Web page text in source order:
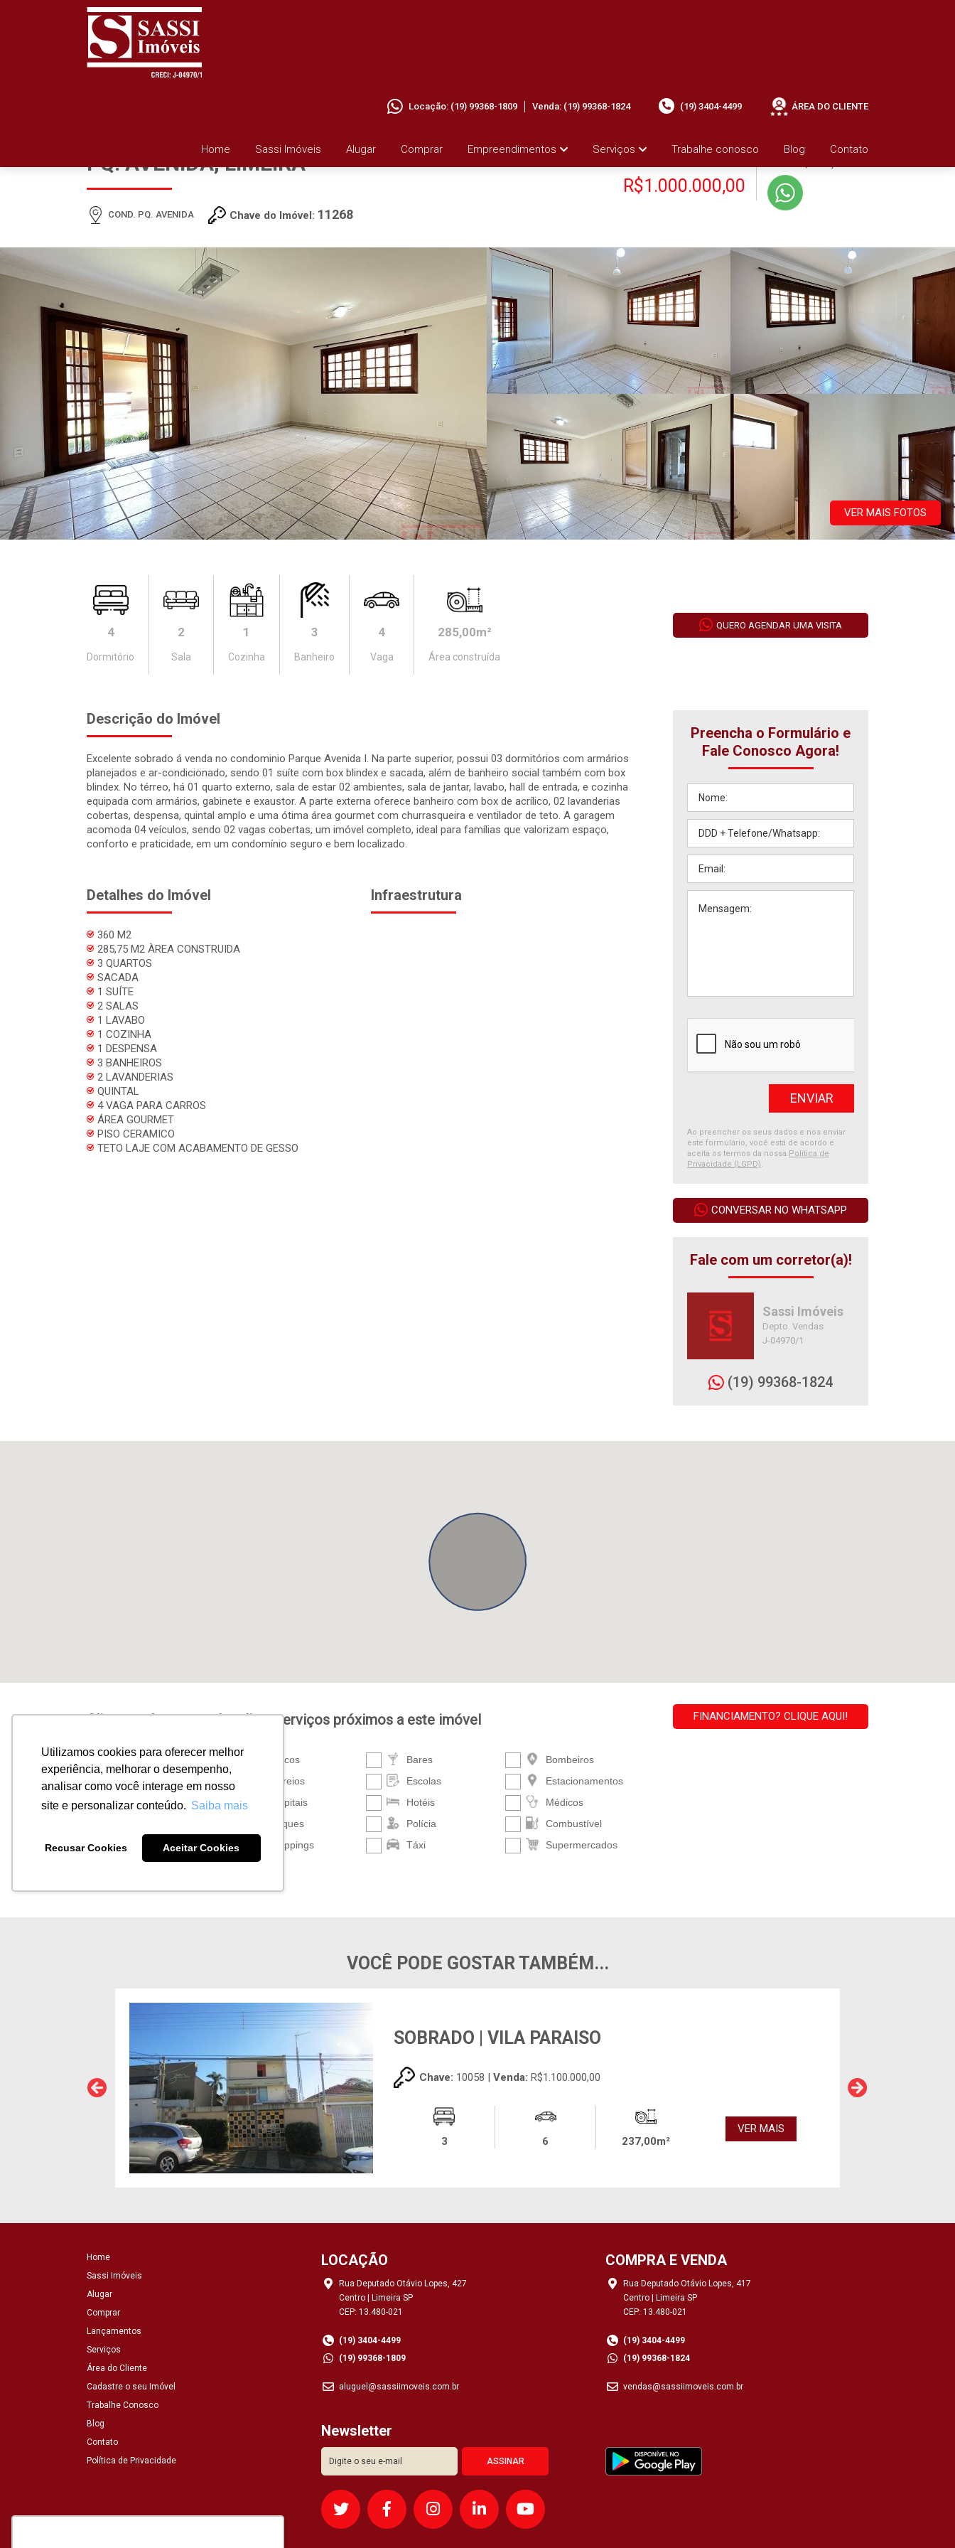
Home Sassi Imóveis Alugar Comprar Empreendimentos Serviços Trabalhe conosco Blog Contato
Locação: (19) 99368-1809 Venda: (19) 99368-1824 (19) 3404-4499 ÁREA DO CLIENTE
PQ. AVENIDA, LIMEIRA
COND. PQ. AVENIDA Chave do Imóvel: 11268
R$1.000.000,00
+ Condomínio R$0,00
VER MAIS FOTOS
4
Dormitório
2
Sala
1
Cozinha
3
Banheiro
4
Vaga
285,00m²
Área construída
QUERO AGENDAR UMA VISITA
Descrição do Imóvel
Excelente sobrado á venda no condominio Parque Avenida I. Na parte superior, possui 03 dormitórios com armários
planejados e ar-condicionado, sendo 01 suíte com box blindex e sacada, além de banheiro social também com box
blindex. No térreo, há 01 quarto externo, sala de estar 02 ambientes, sala de jantar, lavabo, hall de entrada, e cozinha
equipada com armários, gabinete e exaustor. A parte externa oferece banheiro com box de acrílico, 02 lavanderias
cobertas, despensa, quintal amplo e uma ótima área gourmet com churrasqueira e ventilador de teto. A garagem
acomoda 04 veículos, sendo 02 vagas cobertas, um imóvel completo, ideal para famílias que valorizam espaço,
conforto e praticidade, em um condomínio seguro e bem localizado.
Detalhes do Imóvel
360 M2
285,75 M2 ÀREA CONSTRUIDA
3 QUARTOS
SACADA
1 SUÍTE
2 SALAS
1 LAVABO
1 COZINHA
1 DESPENSA
3 BANHEIROS
2 LAVANDERIAS
QUINTAL
4 VAGA PARA CARROS
ÁREA GOURMET
PISO CERAMICO
TETO LAJE COM ACABAMENTO DE GESSO
Infraestrutura
Preencha o Formulário e
Fale Conosco Agora!
Ao preencher os seus dados e nos enviar
este formulário, você está de acordo e
aceita os termos da nossa Política de
Privacidade (LGPD).
CONVERSAR NO WHATSAPP
Fale com um corretor(a)!
Sassi Imóveis
Depto. Vendas
J-04970/1
(19) 99368-1824
VOCÊ PODE GOSTAR TAMBÉM...
SOBRADO | VILA PARAISO
Chave: 10058 |Venda: R$1.100.000,00
3 6 237,00m²
VER MAIS
Home
Sassi Imóveis
Alugar
Comprar
Lançamentos
Serviços
Área do Cliente
Cadastre o seu Imóvel
Trabalhe Conosco
Blog
Contato
Política de Privacidade
LOCAÇÃO
Rua Deputado Otávio Lopes, 427
Centro | Limeira SP
CEP: 13.480-021
(19) 3404-4499
(19) 99368-1809
aluguel@sassiimoveis.com.br
COMPRA E VENDA
Rua Deputado Otávio Lopes, 417
Centro | Limeira SP
CEP: 13.480-021
(19) 3404-4499
(19) 99368-1824
vendas@sassiimoveis.com.br
Newsletter